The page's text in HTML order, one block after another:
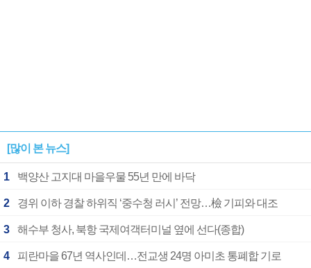
[많이 본 뉴스]
1 백양산 고지대 마을우물 55년 만에 바닥
2 경위 이하 경찰 하위직 ‘중수청 러시’ 전망…檢 기피와 대조
3 해수부 청사, 북항 국제여객터미널 옆에 선다(종합)
4 피란마을 67년 역사인데…전교생 24명 아미초 통폐합 기로